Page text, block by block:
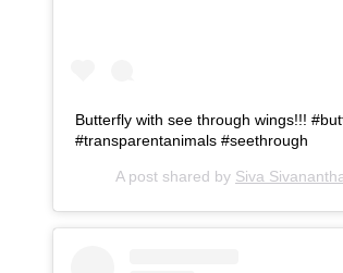
Butterfly with see through wings!!!
#transparentanimals #seethrough
A post shared by Siva